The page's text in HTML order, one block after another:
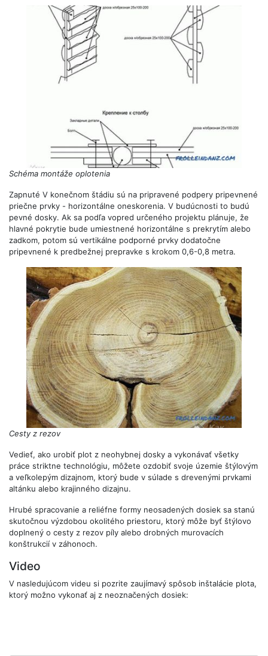
Schéma montáže oplotenia
Zapnuté V konečnom štádiu sú na pripravené podpery pripevnené
priečne prvky - horizontálne oneskorenia. V budúcnosti to budú
pevné dosky. Ak sa podľa vopred určeného projektu plánuje, že
hlavné pokrytie bude umiestnené horizontálne s prekrytím alebo
zadkom, potom sú vertikálne podporné prvky dodatočne
pripevnené k predbežnej prepravke s krokom 0,6-0,8 metra.
Cesty z rezov
Vedieť, ako urobiť plot z neohybnej dosky a vykonávať všetky
práce striktne technológiu, môžete ozdobiť svoje územie štýlovým
a veľkolepým dizajnom, ktorý bude v súlade s drevenými prvkami
altánku alebo krajinného dizajnu.
Hrubé spracovanie a reliéfne formy neosadených dosiek sa stanú
skutočnou výzdobou okolitého priestoru, ktorý môže byť štýlovo
doplnený o cesty z rezov píly alebo drobných murovacích
konštrukcií v záhonoch.
Video
V nasledujúcom videu si pozrite zaujímavý spôsob inštalácie plota,
ktorý možno vykonať aj z neoznačených dosiek: